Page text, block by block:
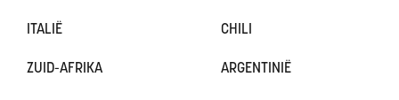
ITALIË CHILI
ZUID-AFRIKA ARGENTINIË